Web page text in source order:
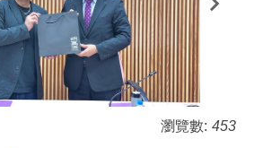
瀏覽數: 453